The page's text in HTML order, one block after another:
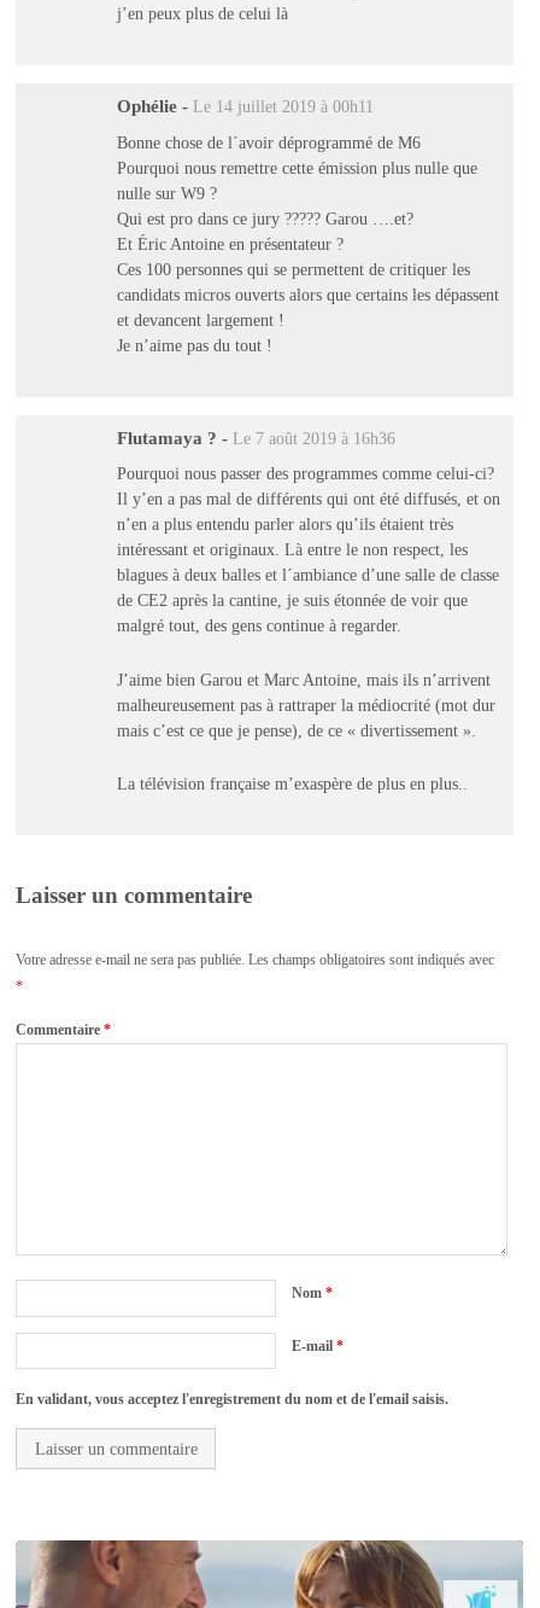
j’en peux plus de celui là
Ophélie - Le 14 juillet 2019 à 00h11
Bonne chose de l´avoir déprogrammé de M6
Pourquoi nous remettre cette émission plus nulle que
nulle sur W9 ?
Qui est pro dans ce jury ????? Garou ….et?
Et Éric Antoine en présentateur ?
Ces 100 personnes qui se permettent de critiquer les
candidats micros ouverts alors que certains les dépassent
et devancent largement !
Je n’aime pas du tout !
Flutamaya ? - Le 7 août 2019 à 16h36
Pourquoi nous passer des programmes comme celui-ci?
Il y’en a pas mal de différents qui ont été diffusés, et on
n’en a plus entendu parler alors qu’ils étaient très
intéressant et originaux. Là entre le non respect, les
blagues à deux balles et l´ambiance d’une salle de classe
de CE2 après la cantine, je suis étonnée de voir que
malgré tout, des gens continue à regarder.
J’aime bien Garou et Marc Antoine, mais ils n’arrivent
malheureusement pas à rattraper la médiocrité (mot dur
mais c’est ce que je pense), de ce « divertissement ».
La télévision française m’exaspère de plus en plus..
Laisser un commentaire
Votre adresse e-mail ne sera pas publiée. Les champs obligatoires sont indiqués avec
*
Commentaire*
Nom*
E-mail*
En validant, vous acceptez l'enregistrement du nom et de l'email saisis.